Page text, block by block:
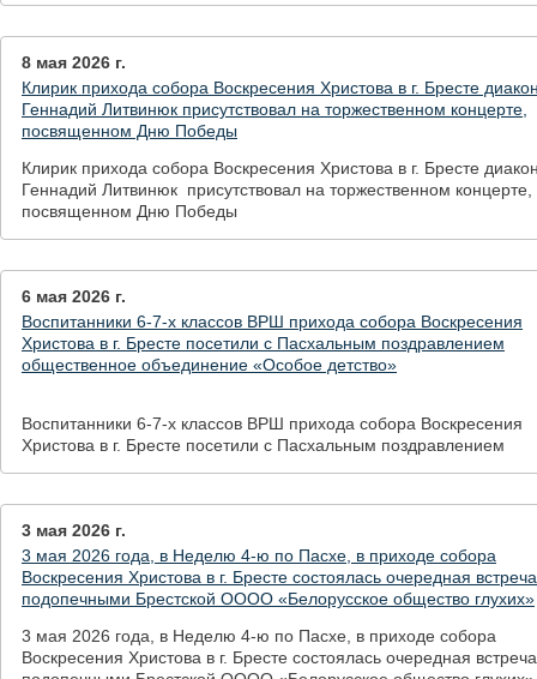
8 мая 2026 г.
Клирик прихода собора Воскресения Христова в г. Бресте
Геннадий Литвинюк присутствовал на торжественном концерте,
посвященном Дню Победы
Клирик прихода собора Воскресения Христова в г. Бресте
Геннадий Литвинюк присутствовал на торжественном концерте,
посвященном Дню Победы
6 мая 2026 г.
Воспитанники 6-7-х классов ВРШ прихода собора Воскресения
Христова в г. Бресте посетили с Пасхальным поздравлением
общественное объединение «Особое детство»
Воспитанники 6-7-х классов ВРШ прихода собора Воскресения
Христова в г. Бресте посетили с Пасхальным поздравлением
3 мая 2026 г.
3 мая 2026 года, в Неделю 4-ю по Пасхе, в приходе собора
Воскресения Христова в г. Бресте состоялась очередная
подопечными Брестской ОООО «Белорусское общество глухих»
3 мая 2026 года, в Неделю 4-ю по Пасхе, в приходе собора
Воскресения Христова в г. Бресте состоялась очередная